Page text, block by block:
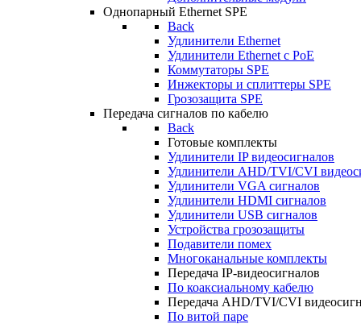
Однопарный Ethernet SPE
Back
Удлинители Ethernet
Удлинители Ethernet c PoE
Коммутаторы SPE
Инжекторы и сплиттеры SPE
Грозозащита SPE
Передача сигналов по кабелю
Back
Готовые комплекты
Удлинители IP видеосигналов
Удлинители AHD/TVI/CVI
Удлинители VGA сигналов
Удлинители HDMI сигналов
Удлинители USB сигналов
Устройства грозозащиты
Подавители помех
Многоканальные комплекты
Передача IP-видеосигналов
По коаксиальному кабелю
Передача AHD/TVI/CVI
По витой паре